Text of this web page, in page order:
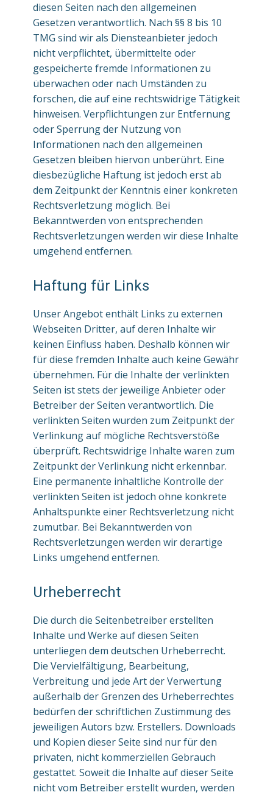
diesen Seiten nach den allgemeinen
Gesetzen verantwortlich. Nach §§ 8 bis 10
TMG sind wir als Diensteanbieter jedoch
nicht verpflichtet, übermittelte oder
gespeicherte fremde Informationen zu
überwachen oder nach Umständen zu
forschen, die auf eine rechtswidrige Tätigkeit
hinweisen. Verpflichtungen zur Entfernung
oder Sperrung der Nutzung von
Informationen nach den allgemeinen
Gesetzen bleiben hiervon unberührt. Eine
diesbezügliche Haftung ist jedoch erst ab
dem Zeitpunkt der Kenntnis einer konkreten
Rechtsverletzung möglich. Bei
Bekanntwerden von entsprechenden
Rechtsverletzungen werden wir diese Inhalte
umgehend entfernen.
Haftung für Links
Unser Angebot enthält Links zu externen
Webseiten Dritter, auf deren Inhalte wir
keinen Einfluss haben. Deshalb können wir
für diese fremden Inhalte auch keine Gewähr
übernehmen. Für die Inhalte der verlinkten
Seiten ist stets der jeweilige Anbieter oder
Betreiber der Seiten verantwortlich. Die
verlinkten Seiten wurden zum Zeitpunkt der
Verlinkung auf mögliche Rechtsverstöße
überprüft. Rechtswidrige Inhalte waren zum
Zeitpunkt der Verlinkung nicht erkennbar.
Eine permanente inhaltliche Kontrolle der
verlinkten Seiten ist jedoch ohne konkrete
Anhaltspunkte einer Rechtsverletzung nicht
zumutbar. Bei Bekanntwerden von
Rechtsverletzungen werden wir derartige
Links umgehend entfernen.
Urheberrecht
Die durch die Seitenbetreiber erstellten
Inhalte und Werke auf diesen Seiten
unterliegen dem deutschen Urheberrecht.
Die Vervielfältigung, Bearbeitung,
Verbreitung und jede Art der Verwertung
außerhalb der Grenzen des Urheberrechtes
bedürfen der schriftlichen Zustimmung des
jeweiligen Autors bzw. Erstellers. Downloads
und Kopien dieser Seite sind nur für den
privaten, nicht kommerziellen Gebrauch
gestattet. Soweit die Inhalte auf dieser Seite
nicht vom Betreiber erstellt wurden, werden